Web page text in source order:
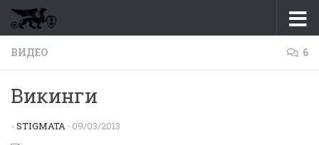
Перейти к содержимому
ВИДЕО 6
Викинги
- STIGMATA · 09/03/2013